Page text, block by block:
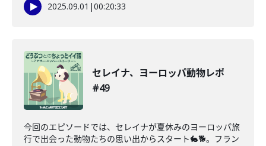
2025.09.01 |00:20:33
セレイナ、ヨーロッパ動物レポ
#49
今回のエピソードでは、セレイナが夏休みのヨーロッパ旅
行で出会った動物たちの思い出からスタート🐇🐕。フラン